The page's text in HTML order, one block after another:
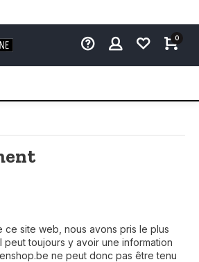
0
ce site web, nous avons pris le plus
peut toujours y avoir une information
ne peut donc pas être tenu